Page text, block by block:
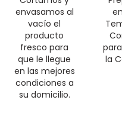
envasamos al
vacío el
producto
fresco para
que le llegue
en las mejores
condiciones a
su domicilio.
la